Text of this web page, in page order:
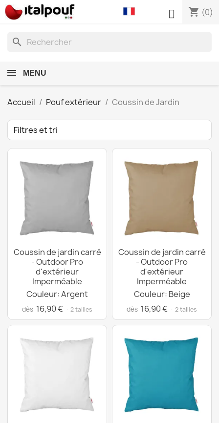
shopping_cart (0)

search
MENU
Accueil Pouf extérieur Coussin de Jardin
Filtres et tri
Coussin de jardin carré
- Outdoor Pro
d'extérieur
Imperméable
Couleur: Argent
dès 16,90 € · 2 tailles
Coussin de jardin carré
- Outdoor Pro
d'extérieur
Imperméable
Couleur: Beige
dès 16,90 € · 2 tailles